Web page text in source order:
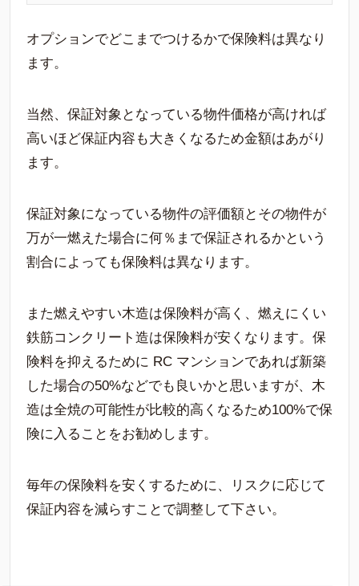
オプションでどこまでつけるかで保険料は異なり
ます。
当然、保証対象となっている物件価格が高ければ
高いほど保証内容も大きくなるため金額はあがり
ます。
保証対象になっている物件の評価額とその物件が
万が一燃えた場合に何％まで保証されるかという
割合によっても保険料は異なります。
また燃えやすい木造は保険料が高く、燃えにくい
鉄筋コンクリート造は保険料が安くなります。 保
険料を抑えるために RC マンションであれば新築
した場合の50%などでも良いかと思いますが、木
造は全焼の可能性が比較的高くなるため100%で保
険に入ることをお勧めします。
毎年の保険料を安くするために、リスクに応じて
保証内容を減らすことで調整して下さい。